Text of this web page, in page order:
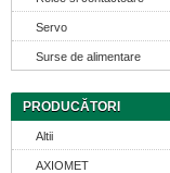
Servo
Surse de alimentare
PRODUCĂTORI
Altii
AXIOMET